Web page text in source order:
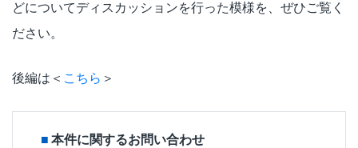
どについてディスカッションを行った模様を、ぜひご覧く
ださい。
後編は＜ こちら ＞
本件に関するお問い合わせ